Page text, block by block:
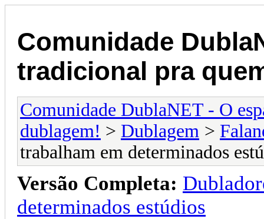
Comunidade
tradicional pra
Comunidade DublaNET - O
dublagem! > Dublagem >
trabalham em determinados
Versão Completa:
determinados estúdios